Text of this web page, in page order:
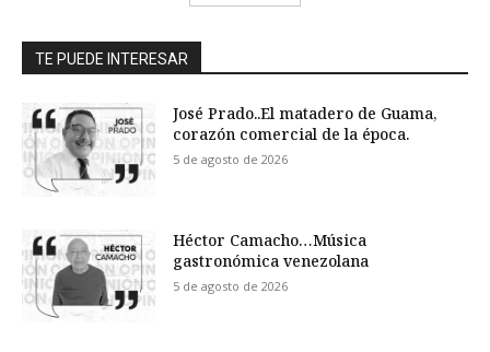
TE PUEDE INTERESAR
José Prado..El matadero de Guama,
corazón comercial de la época.
5 de agosto de 2026
Héctor Camacho…Música
gastronómica venezolana
5 de agosto de 2026